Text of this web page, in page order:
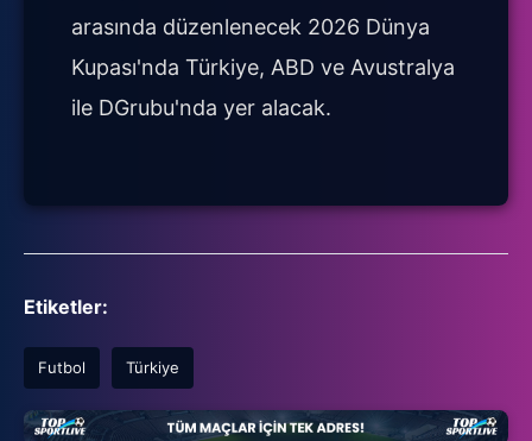
arasında düzenlenecek 2026 Dünya
Kupası'nda Türkiye, ABD ve Avustralya
ile DGrubu'nda yer alacak.
Etiketler:
Futbol Türkiye